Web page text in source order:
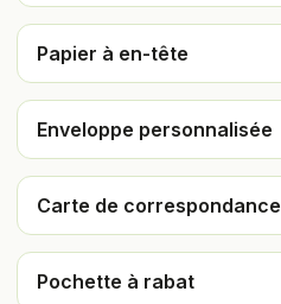
Papier à en-tête
Enveloppe personnalisée
Carte de correspondance
Pochette à rabat